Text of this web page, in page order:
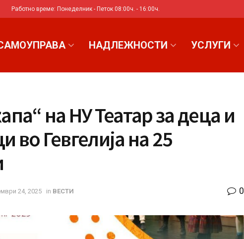
Работно време: Понеделник - Петок 08:00ч. - 16:00ч.
НАДЛЕЖНОСТИ УСЛУГИ
на НУ Театар за деца и
во Гевгелија на 25
24, 2025 in ВЕСТИ 0